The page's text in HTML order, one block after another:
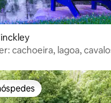
cachoeira, lagoa,
preferidos dos hóspedes